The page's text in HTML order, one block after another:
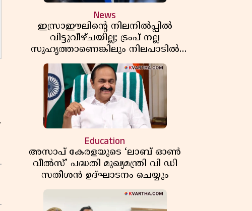
News
ഇസ്രാഈലിന്റെ നിലനിൽപ്പിൽ
വിട്ടുവീഴ്ചയില്ല; ട്രംപ് നല്ല
സുഹൃത്താണെങ്കിലും നിലപാടിൽ
മാറ്റമില്ലെന്ന് നെതന്യാഹു; ഹോർമുസ്
പാതയിൽ ഇറാൻ-ഒമാൻ ധാരണ,
തടസ്സമായി യുഎസ് ഭീഷണി
Education
അസാപ് കേരളയുടെ ‘ലാബ് ഓൺ
വീൽസ്’ പദ്ധതി മുഖ്യമന്ത്രി വി ഡി
സതീശൻ ഉദ്ഘാടനം ചെയ്യും